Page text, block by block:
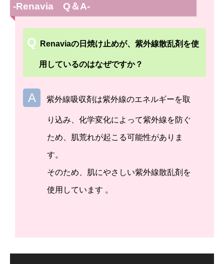
-Renavia Q＆A-
Renaviaの日焼け止めが、紫外線散乱剤を使
用しているのはなぜですか？
紫外線吸収剤は紫外線のエネルギーを取
り込み、化学変化によって紫外線を防ぐ
ため、肌荒れが起こる可能性がありま
す。
そのため、肌にやさしい紫外線散乱剤を
使用しています 。